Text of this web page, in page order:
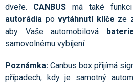
dveře. CANBUS má také funkci
autorádia povytáhnutí klíče ze
aby Vaše automobilová
samovolnému vybíjení.
Poznámka: Canbus box přijímá
případech, kdy je samotný